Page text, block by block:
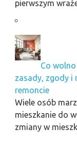
pierwszym
Co
zasady, zgody i
remoncie
Wiele osób
mieszkanie do
zmiany w